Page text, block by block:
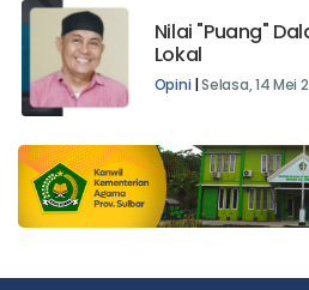
Nilai "Puang"
Lokal
Opini |Selasa, 14 Mei